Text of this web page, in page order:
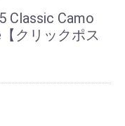
Classic Camo
クリックポス